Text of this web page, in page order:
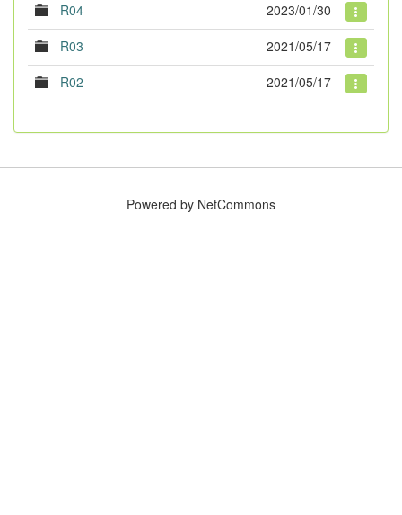
R04
2023/01/30
R03
2021/05/17
R02
2021/05/17
Powered by NetCommons